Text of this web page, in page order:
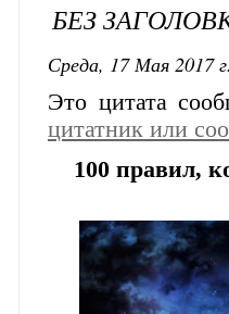
БЕЗ
Среда, 17 Мая 2017
Это цитата
цитатник или
100 правил,